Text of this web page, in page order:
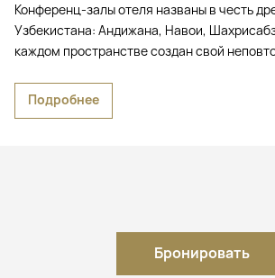
Конференц-залы отеля названы в честь
Узбекистана: Андижана, Навои,
каждом пространстве создан свой
Подробнее
Бронировать